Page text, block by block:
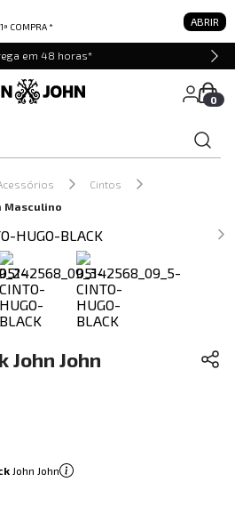
COMPRA * ABRIR
em 48 horas*
0
Cintos
Masculino
John John
John John